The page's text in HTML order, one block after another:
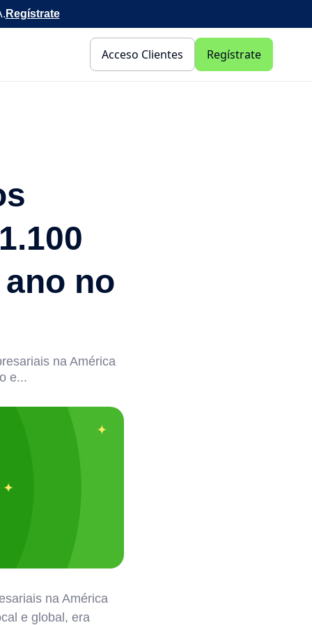
Regístrate
Acceso Clientes Regístrate
no
na América
e...
na América
e global, era